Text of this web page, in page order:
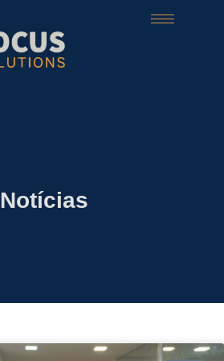
Notícias